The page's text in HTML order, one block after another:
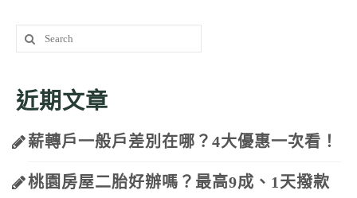
Search
for:
近期文章
薪轉戶一般戶差別在哪？4大優惠一次看！
桃園房屋二胎好辦嗎？最高9成、1天撥款